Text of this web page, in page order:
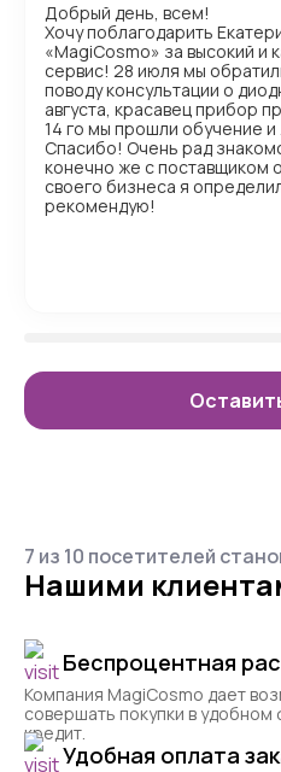
Добрый день, всем!
Хочу поблагодарить
«MagiCosmo» за высокий и
сервис! 28 июля мы
поводу консультации о
августа, красавец прибор
14 го мы прошли обучение
Спасибо! Очень рад
конечно же с поставщиком
своего бизнеса я
рекомендую!
7 из 10 посетителей
Нашими
Беспроцентная
Компания MagiCosmo дает
совершать покупки в
кредит.
Удобная оплата